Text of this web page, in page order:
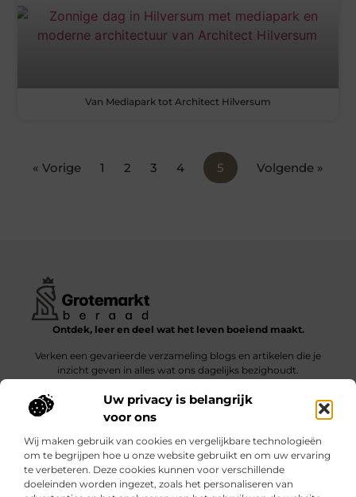
Uw privacy is belangrijk
voor ons
Wij maken gebruik van cookies en vergelijkbare technologieën
om te begrijpen hoe u onze website gebruikt en om uw ervaring
te verbeteren. Deze cookies kunnen voor verschillende
doeleinden worden ingezet, zoals het personaliseren van
Van Mediapark tot Architect Hilversum
« Vorige 1 2 3 4 5 Volgende »
Ontdek, leer en deel wat het leven boeiend maakt.
Verken een gevarieerde verzameling blogs en artikelen die je
inzicht geven in alles wat ons dagelijks bezighoudt.
Bericht categorie
Onze informatie